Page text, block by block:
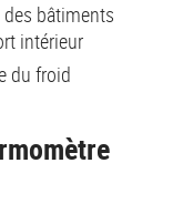
bâtiments
intérieur
du froid